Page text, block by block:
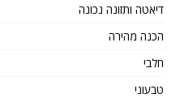
דיאטה ותזונה נכונה
הכנה מהירה
חלבי
טבעוני